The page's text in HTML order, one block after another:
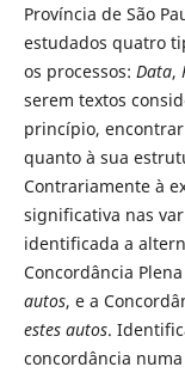
Província de São
estudados quatro
os processos: Data,
serem textos
princípio,
quanto à sua
Contrariamente à
significativa nas
identificada a
Concordância
autos, e a
estes autos.
concordância